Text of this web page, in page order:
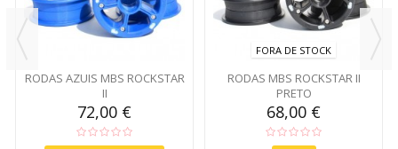
RODAS AZUIS MBS ROCKSTAR
II
72,00 €
FORA DE STOCK
RODAS MBS ROCKSTAR II
PRETO
68,00 €